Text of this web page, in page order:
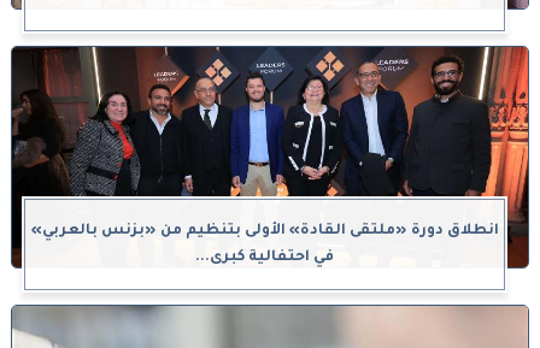
انطلاق دورة «ملتقى القادة» الأولى بتنظيم من «بزنس بالعربي»
في احتفالية كبرى...